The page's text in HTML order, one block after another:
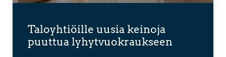
Taloyhtiöille uusia keinoja
puuttua lyhytvuokraukseen